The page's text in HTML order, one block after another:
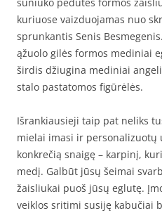
kuriuose vaizduojamas nuo
sprunkantis Senis
ąžuolo gilės formos mediniai
širdis džiugina mediniai
stalo pastatomos figūrėlės.
Išrankiausieji taip pat neliks
mielai imasi ir personalizuotų
konkrečią snaigę – karpinį,
medį. Galbūt jūsų šeimai
žaisliukai puoš jūsų eglutę.
veiklos sritimi susiję kabučiai